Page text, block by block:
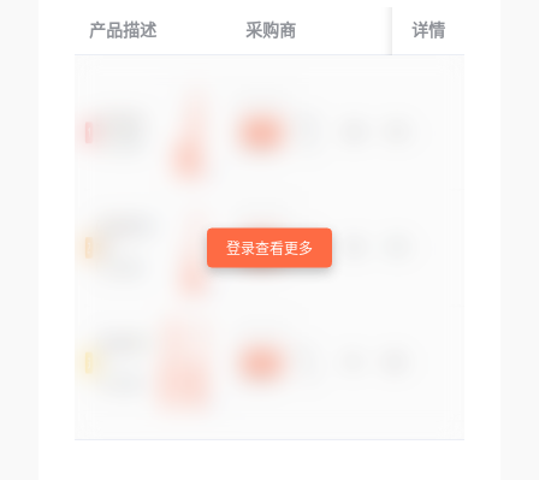
产品描述 采购商 起运国/地区
详情
登录查看更多